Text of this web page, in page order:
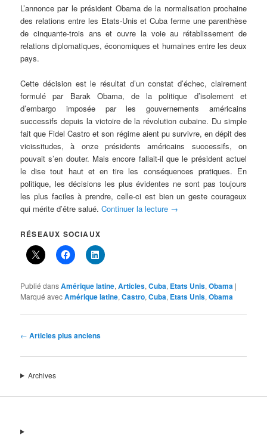
L’annonce par le président Obama de la normalisation prochaine
des relations entre les Etats-Unis et Cuba ferme une parenthèse
de cinquante-trois ans et ouvre la voie au rétablissement de
relations diplomatiques, économiques et humaines entre les deux
pays.
Cette décision est le résultat d’un constat d’échec, clairement
formulé par Barak Obama, de la politique d’isolement et
d’embargo imposée par les gouvernements américains
successifs depuis la victoire de la révolution cubaine. Du simple
fait que Fidel Castro et son régime aient pu survivre, en dépit des
vicissitudes, à onze présidents américains successifs, on
pouvait s’en douter. Mais encore fallait-il que le président actuel
le dise tout haut et en tire les conséquences pratiques. En
politique, les décisions les plus évidentes ne sont pas toujours
les plus faciles à prendre, celle-ci est bien un geste courageux
qui mérite d’être salué.Continuer la lecture →
RÉSEAUX SOCIAUX
Publié dansAmérique latine,Articles,Cuba, Etats Unis,Obama |
Marqué avecAmérique latine,Castro,Cuba, Etats Unis,Obama
Navigation
articles
← Articles plus anciens
Archives